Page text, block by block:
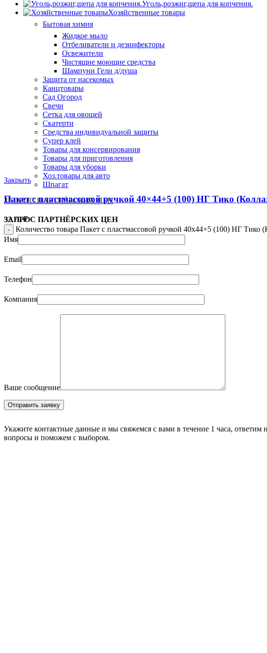
Уголь,розжиг,щепа для копчения.
Хозяйственные товары
Бытовая химия
Жидкое мыло
Отбеливатели и дезинфекторы
Освежители
Чистящие моющие средства
Шампуни Гели д/душа
Защита от насекомых
Канцтовары
Сад Огород
Свечи
Сетка для овощей
Скатерти
Средства индивидуальной защиты
Супер клей
Товары для консервирования
Товары для приготовления
Товары для уборки
Хоз.товары для авто
Шпагат
ЗАПРОС ПАРТНЁРСКИХ ЦЕН
ЗАПРОС ПАРТНЁРСКИХ ЦЕН
Имя
Email
Телефон
Компания
Ваше сообщение
Укажите контактные данные и мы свяжемся с вами в течение 1 часа, ответим
вопросы и поможем с выбором.
Закрыть
Пакет с пластмассовой ручкой 40×44+5 (100) НГ Тико
52.79₽
Количество товара Пакет с пластмассовой ручкой 40x44+5 (100) НГ